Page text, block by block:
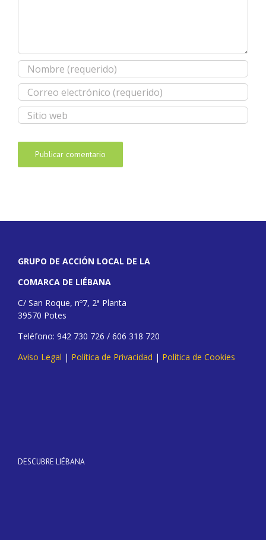
GRUPO DE ACCIÓN LOCAL DE LA
COMARCA DE LIÉBANA
C/ San Roque, nº7, 2ª Planta
39570 Potes
Teléfono: 942 730 726 / 606 318 720
Aviso Legal | Política de Privacidad | Política de Cookies
DESCUBRE LIÉBANA